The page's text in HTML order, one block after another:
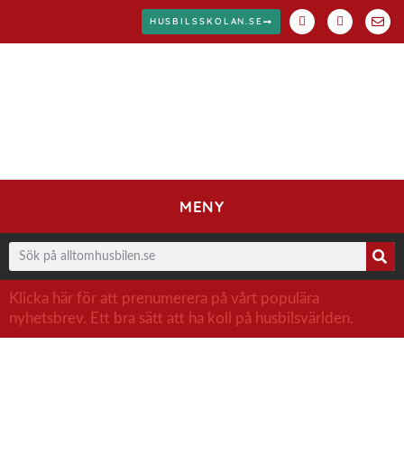
HUSBILSSKOLAN.SE
MENY
Klicka här för att prenumerera på vårt populära
nyhetsbrev. Ett bra sätt att ha koll på husbilsvärlden.